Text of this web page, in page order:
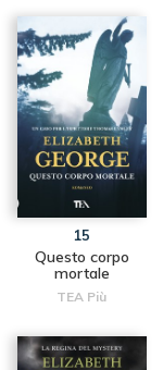
15
Questo corpo
mortale
TEA Più